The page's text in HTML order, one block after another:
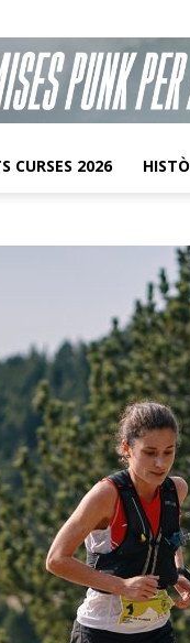
CURSES 2026